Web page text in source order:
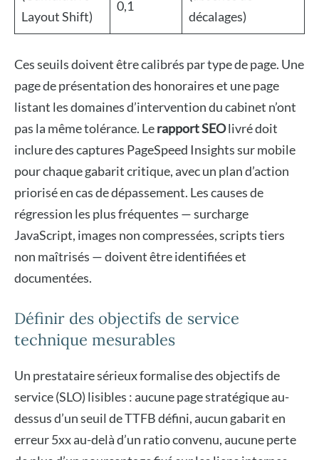
Layout Shift)
0,1
décalages)
Ces seuils doivent être calibrés par type de page. Une
page de présentation des honoraires et une page
listant les domaines d’intervention du cabinet n’ont
pas la même tolérance. Lerapport SEOlivré doit
inclure des captures PageSpeed Insights sur mobile
pour chaque gabarit critique, avec un plan d’action
priorisé en cas de dépassement. Les causes de
régression les plus fréquentes — surcharge
JavaScript, images non compressées, scripts tiers
non maîtrisés — doivent être identifiées et
documentées.
Définir des objectifs de service
technique mesurables
Un prestataire sérieux formalise des objectifs de
service (SLO) lisibles : aucune page stratégique au-
dessus d’un seuil de TTFB défini, aucun gabarit en
erreur 5xx au-delà d’un ratio convenu, aucune perte